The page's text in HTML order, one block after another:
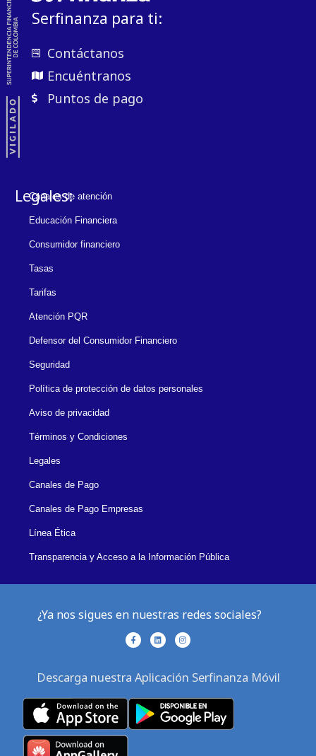
Serfinanza para ti:
Contáctanos
Encuéntranos
Puntos de pago
Legales:
Canales de atención
Educación Financiera
Consumidor financiero
Tasas
Tarifas
Atención PQR
Defensor del Consumidor Financiero
Seguridad
Política de protección de datos personales
Aviso de privacidad
Términos y Condiciones
Legales
Canales de Pago
Canales de Pago Empresas
Línea Ética
Transparencia y Acceso a la Información Pública
¿Ya nos sigues en nuestras redes sociales?
F
a
o
L
i
d
I
n
g
m
Descarga nuestra Aplicación Serfinanza Móvil